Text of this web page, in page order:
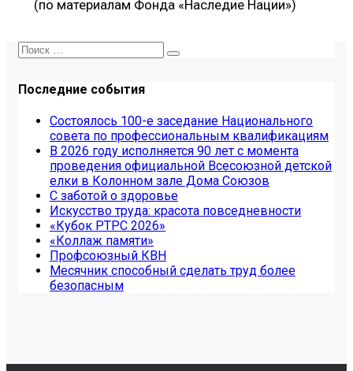
(по материалам Фонда «Наследие Нации»)
Последние события
Состоялось 100-е заседание Национального
совета по профессиональным квалификациям
В 2026 году исполняется 90 лет с момента
проведения официальной Всесоюзной детской
елки в Колонном зале Дома Союзов
С заботой о здоровье
Искусство труда: красота повседневности
«Кубок РТРС 2026»
«Коллаж памяти»
Профсоюзный КВН
Месячник способный сделать труд более
безопасным